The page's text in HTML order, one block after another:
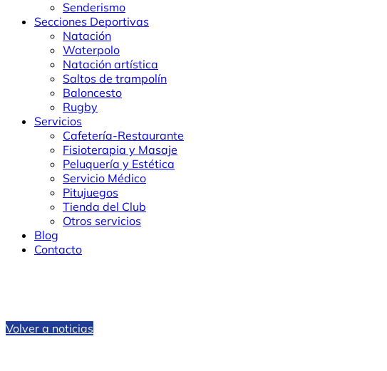
Senderismo
Secciones Deportivas
Natación
Waterpolo
Natación artística
Saltos de trampolín
Baloncesto
Rugby
Servicios
Cafetería-Restaurante
Fisioterapia y Masaje
Peluquería y Estética
Servicio Médico
Pitujuegos
Tienda del Club
Otros servicios
Blog
Contacto
Volver a noticias